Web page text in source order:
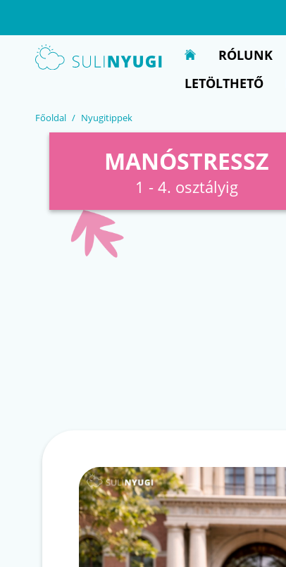
RÓLUNK
LETÖLTHETŐ
Főoldal Nyugitippek
MANÓSTRESSZ
1 - 4. osztályig